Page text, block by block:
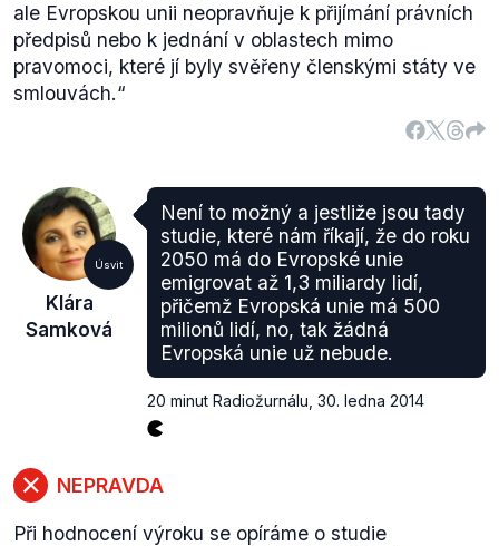
ale Evropskou unii neopravňuje k přijímání právních
předpisů nebo k jednání v oblastech mimo
pravomoci, které jí byly svěřeny členskými státy ve
smlouvách.“
Úsvit
Klára
Samková
Není to možný a jestliže jsou tady
studie, které nám říkají, že do roku
2050 má do Evropské unie
emigrovat až 1,3 miliardy lidí,
přičemž Evropská unie má 500
milionů lidí, no, tak žádná
Evropská unie už nebude.
20 minut Radiožurnálu 30. ledna 2014
NEPRAVDA
Při hodnocení výroku se opíráme o studie